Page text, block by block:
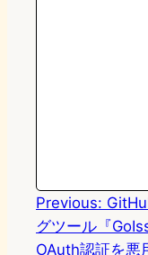
Previous:
グツール『
OAuth認証を悪